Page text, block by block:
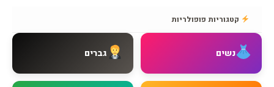
צור קשר
שאלות נפוצות
מדיניות משלוחים
קטגוריות פופולריות
נשים גברים